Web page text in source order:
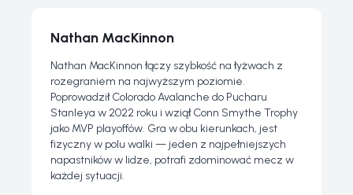
Nathan MacKinnon
Nathan MacKinnon łączy szybkość na łyżwach z
rozegraniem na najwyższym poziomie.
Poprowadził Colorado Avalanche do Pucharu
Stanleya w 2022 roku i wziął Conn Smythe Trophy
jako MVP playoffów. Gra w obu kierunkach, jest
fizyczny w polu walki — jeden z najpełniejszych
napastników w lidze, potrafi zdominować mecz w
każdej sytuacji.